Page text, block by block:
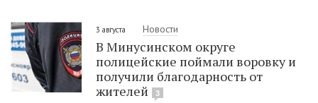
3 августа Новости
В Минусинском округе
полицейские поймали воровку и
получили благодарность от
жителей
3